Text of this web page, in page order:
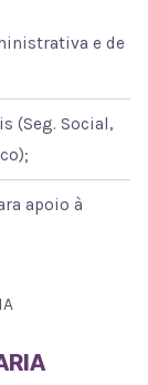
e de
(Seg. Social,
apoio à